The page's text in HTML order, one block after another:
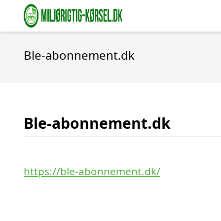
Ble-abonnement.dk
Ble-abonnement.dk
https://ble-abonnement.dk/